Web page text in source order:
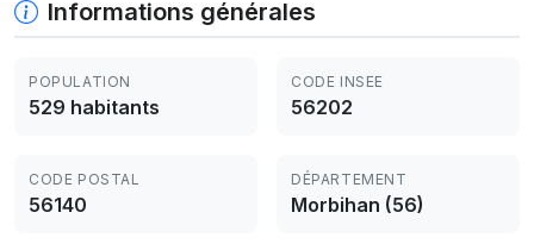
Informations générales
POPULATION
529 habitants
CODE INSEE
56202
CODE POSTAL
56140
DÉPARTEMENT
Morbihan (56)